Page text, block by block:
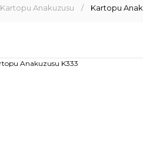
Kartopu Anakuzusu Kartopu